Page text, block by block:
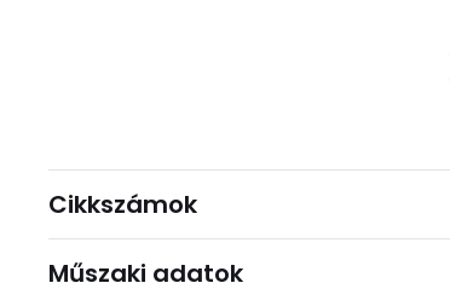
Cikkszámok
Műszaki adatok